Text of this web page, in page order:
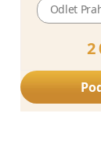
Odlet
2